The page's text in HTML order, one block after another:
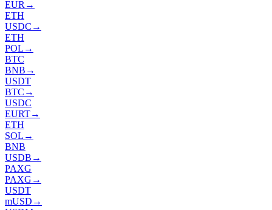
EUR →
ETH
USDC →
ETH
POL →
BTC
BNB →
USDT
BTC →
USDC
EURT→
ETH
SOL →
BNB
USDB →
PAXG
PAXG →
USDT
mUSD →